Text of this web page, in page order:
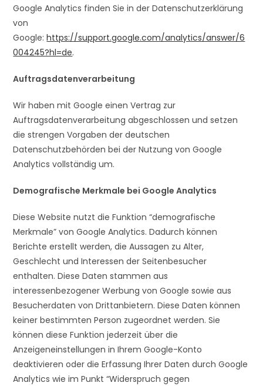
Google Analytics finden Sie in der Datenschutzerklärung
von
Google:https://support.google.com/analytics/answer/6
004245?hl=de.
Auftragsdatenverarbeitung
Wir haben mit Google einen Vertrag zur
Auftragsdatenverarbeitung abgeschlossen und setzen
die strengen Vorgaben der deutschen
Datenschutzbehörden bei der Nutzung von Google
Analytics vollständig um.
Demografische Merkmale bei Google Analytics
Diese Website nutzt die Funktion “demografische
Merkmale” von Google Analytics. Dadurch können
Berichte erstellt werden, die Aussagen zu Alter,
Geschlecht und Interessen der Seitenbesucher
enthalten. Diese Daten stammen aus
interessenbezogener Werbung von Google sowie aus
Besucherdaten von Drittanbietern. Diese Daten können
keiner bestimmten Person zugeordnet werden. Sie
können diese Funktion jederzeit über die
Anzeigeneinstellungen in Ihrem Google-Konto
deaktivieren oder die Erfassung Ihrer Daten durch Google
Analytics wie im Punkt “Widerspruch gegen